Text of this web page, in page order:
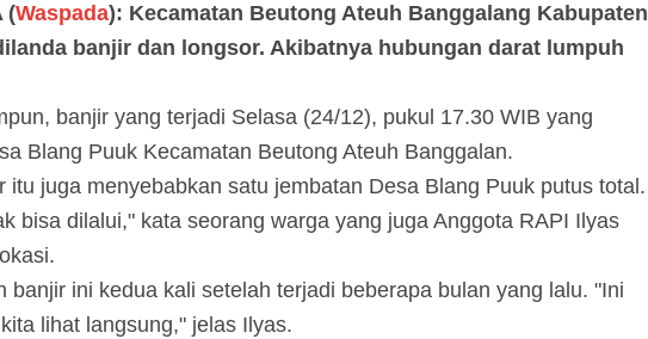
(Waspada): Kecamatan Beutong Ateuh Banggalang Kabupaten
banjir dan longsor. Akibatnya hubungan darat lumpuh
banjir yang terjadi Selasa (24/12), pukul 17.30 WIB yang
Blang Puuk Kecamatan Beutong Ateuh Banggalan.
itu juga menyebabkan satu jembatan Desa Blang Puuk putus total.
bisa dilalui," kata seorang warga yang juga Anggota RAPI Ilyas
banjir ini kedua kali setelah terjadi beberapa bulan yang lalu. "Ini
lihat langsung," jelas Ilyas.